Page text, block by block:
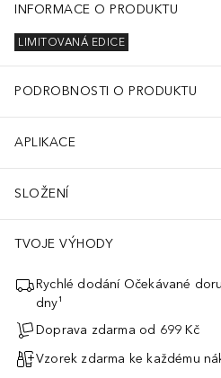
INFORMACE O PRODUKTU
LIMITOVANÁ EDICE
PODROBNOSTI O PRODUKTU
APLIKACE
SLOŽENÍ
TVOJE VÝHODY
Rychlé dodání Očekávané
dny¹
Doprava zdarma od 699 Kč
Vzorek zdarma ke každému